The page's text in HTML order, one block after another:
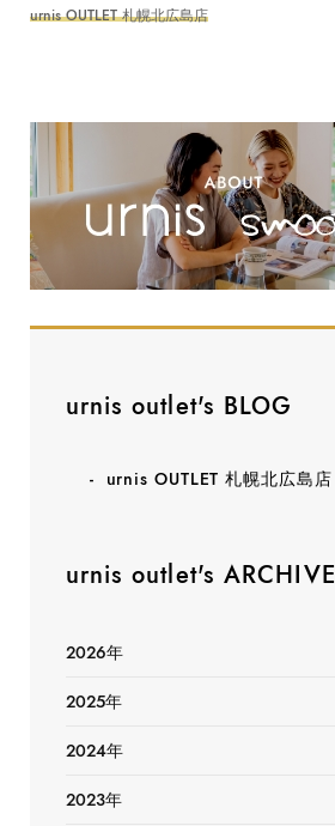
urnis OUTLET 札幌北広島店
urnis outlet's BLOG
urnis OUTLET 札幌北広島店
urnis outlet's ARCHIVE
2026年
2025年
2024年
2023年